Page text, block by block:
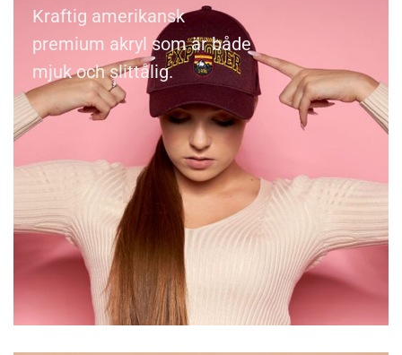
Kraftig amerikansk
premium akryl som är både
mjuk och slittålig.